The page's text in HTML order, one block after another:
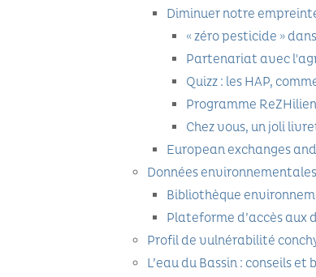
Diminuer notre
« zéro pesticide »
Partenariat avec
Quizz : les HAP,
Programme
Chez vous, un joli
European exchanges
Données environnementales
Bibliothèque
Plateforme d’accès aux
Profil de vulnérabilité
L’eau du Bassin : conseils et